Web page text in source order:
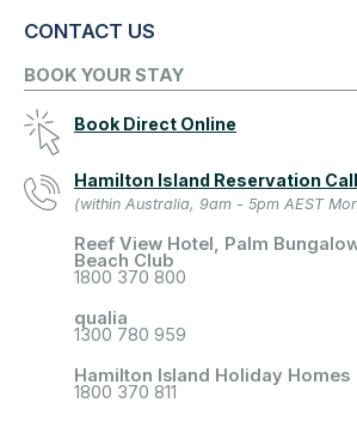
CONTACT US
BOOK YOUR STAY
Book Direct Online
Hamilton Island Reservation
(within Australia, 9am - 5pm AEST
Reef View Hotel, Palm
Beach Club
1800 370 800
qualia
1300 780 959
Hamilton Island Holiday Homes
1800 370 811